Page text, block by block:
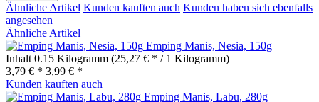
Ähnliche Artikel Kunden kauften auch Kunden haben sich ebenfalls
angesehen
Ähnliche Artikel
Emping Manis, Nesia, 150g
Inhalt 0.15 Kilogramm (25,27 € * / 1 Kilogramm)
3,79 € * 3,99 € *
Kunden kauften auch
Emping Manis, Labu, 280g